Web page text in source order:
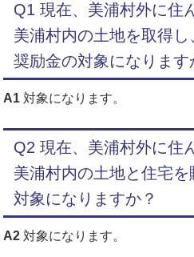
Q1 現在、美浦村外に住
美浦村内の土地を取得し
奨励金の対象になります
A1 対象になります。
Q2 現在、美浦村外に住
美浦村内の土地と住宅
対象になりますか？
A2 対象になります。